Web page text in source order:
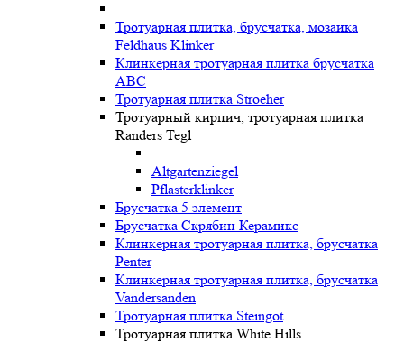
Тротуарная плитка, брусчатка, мозаика
Feldhaus Klinker
Клинкерная тротуарная плитка брусчатка
ABC
Тротуарная плитка Stroeher
Тротуарный кирпич, тротуарная плитка
Randers Tegl
Altgartenziegel
Pflasterklinker
Брусчатка 5 элемент
Брусчатка Скрябин Керамикс
Клинкерная тротуарная плитка, брусчатка
Penter
Клинкерная тротуарная плитка, брусчатка
Vandersanden
Тротуарная плитка Steingot
Тротуарная плитка White Hills